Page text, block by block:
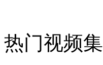
走！跟着总书记去植树
热门视频集